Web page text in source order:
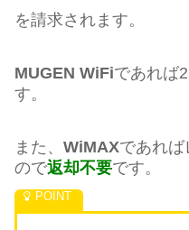
を請求されます。
MUGEN WiFiであれば
す。
また、 WiMAXであれ
ので返却不要です。